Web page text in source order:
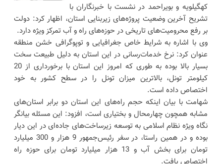
کهگیلویه و بویراحمد در نشست با خبرنگاران با
تشریح آخرین وضعیت پروژه‌های زیربنایی استان، اظهار کرد: دولت
بر رفع محرومیت‌های تاریخی در حوزه‌های راه و آب تمرکز ویژه دارد.
وی با اشاره به شرایط خاص جغرافیایی و توپوگرافی خشن منطقه
عنوان کرد: نرخ خدمات‌رسانی در این استان به دلیل طبیعت سخت
بسیار بالا بوده به طوری که امروز این استان با برخورداری از 20
کیلومتر تونل، بالاترین میزان تونل را در سطح کشور به خود
اختصاص داده است.
شهامت با بیان اینکه حجم راه‌های این استان دو برابر استان‌های
مشابه همچون چهارمحال و بختیاری است، افزود: این مسئله بیانگر
نگاه ویژه نظام اسلامی به توسعه زیرساخت‌های جاده‌ای در این دیار
بوده و در همین راستا، در سفر رئیس‌جمهور 9 هزار و 300 میلیارد
تومان برای بخش آب و 13 هزار میلیارد تومان برای حوزه راه